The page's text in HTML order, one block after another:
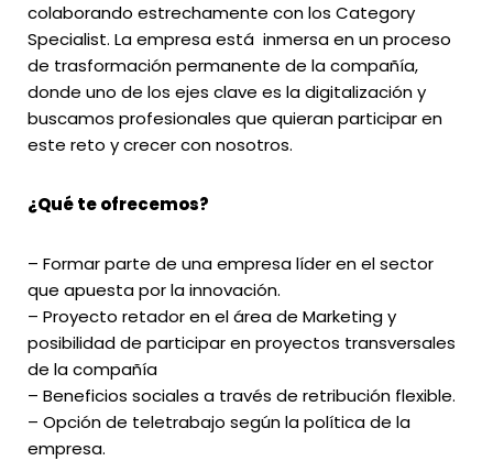
colaborando estrechamente con los Category
Specialist. La empresa está inmersa en un proceso
de trasformación permanente de la compañía,
donde uno de los ejes clave es la digitalización y
buscamos profesionales que quieran participar en
este reto y crecer con nosotros.
¿Qué te ofrecemos?
– Formar parte de una empresa líder en el sector
que apuesta por la innovación.
– Proyecto retador en el área de Marketing y
posibilidad de participar en proyectos transversales
de la compañía
– Beneficios sociales a través de retribución flexible.
– Opción de teletrabajo según la política de la
empresa.